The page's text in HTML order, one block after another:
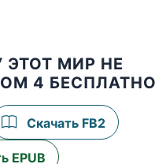
ЭТОТ МИР НЕ
4 БЕСПЛАТНО
Скачать FB2
EPUB